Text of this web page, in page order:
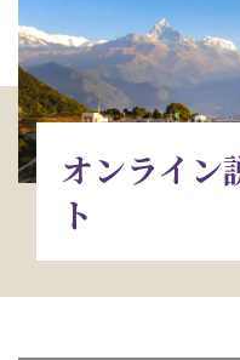
会社情報
オンライン
ト